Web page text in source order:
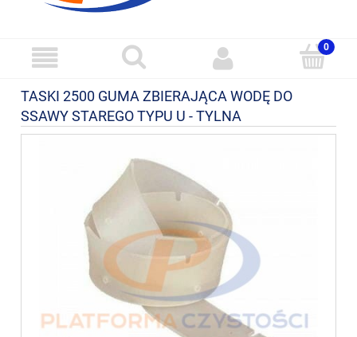
TASKI 2500 GUMA ZBIERAJĄCA WODĘ DO
SSAWY STAREGO TYPU U - TYLNA